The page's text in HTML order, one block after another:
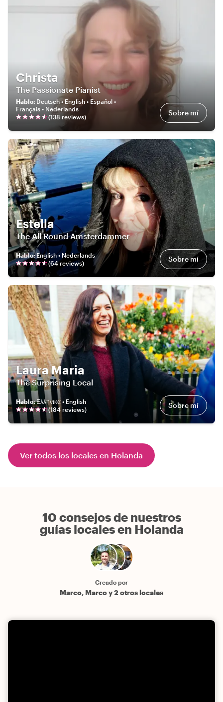
Christa
The Passionate Pianist
Hablo: Deutsch • English • Español •
Français • Nederlands
(138 reviews) Sobre mí
Estella
The All Round Amsterdammer
Hablo:English • Nederlands
(64reviews) Sobre mí
Laura Maria
The Surprising Local
Hablo:Ελληνικά • English
(184 reviews) Sobre mí
Ver todos los locales en Holanda
10 consejos de nuestros
guías locales en Holanda
Creado por
Marco, Marco y 2 otros locales